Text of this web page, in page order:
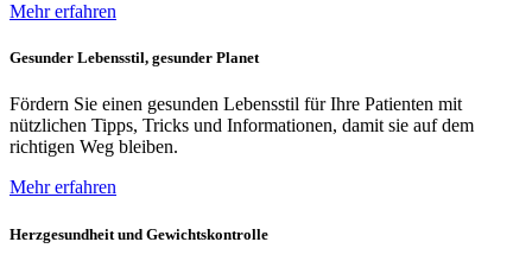
Mehr erfahren
Gesunder Lebensstil, gesunder Planet
Fördern Sie einen gesunden Lebensstil für Ihre Patienten mit
nützlichen Tipps, Tricks und Informationen, damit sie auf dem
richtigen Weg bleiben.
Mehr erfahren
Herzgesundheit und Gewichtskontrolle